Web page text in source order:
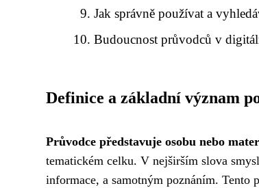
Jak správně používat a
Budoucnost průvodců v
Definice a základní význam
Průvodce představuje osobu nebo
tematickém celku. V nejširším slova
informace, a samotným poznáním. Tento